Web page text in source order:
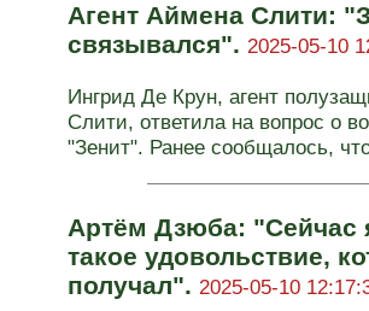
Агент Аймена Слити:
связывался". 2025-05-10
Ингрид Де Крун, агент
Слити, ответила на вопрос о
"Зенит". Ранее сообщалось,
Артём Дзюба: "Сейчас
такое удовольствие,
получал". 2025-05-10